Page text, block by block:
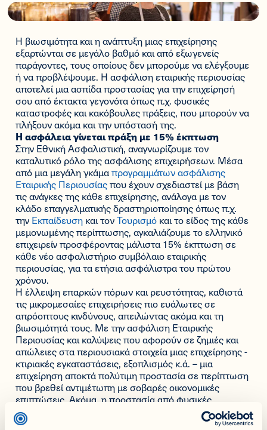
Η βιωσιμότητα και η ανάπτυξη μιας επιχείρησης
εξαρτώνται σε μεγάλο βαθμό και από εξωγενείς
παράγοντες, τους οποίους δεν μπορούμε να ελέγξουμε
ή να προβλέψουμε. Η ασφάλιση εταιρικής περιουσίας
αποτελεί μια ασπίδα προστασίας για την επιχείρησή
σου από έκτακτα γεγονότα όπως π.χ. φυσικές
καταστροφές και κακόβουλες πράξεις, που μπορούν να
πλήξουν ακόμα και την υπόστασή της.
Η ασφάλεια γίνεται πράξη με 15% έκπτωση
Στην Εθνική Ασφαλιστική, αναγνωρίζουμε τον
καταλυτικό ρόλο της ασφάλισης επιχειρήσεων. Μέσα
από μια μεγάλη γκάμαπρογραμμάτων ασφάλισης
Εταιρικής Περιουσίαςπου έχουν σχεδιαστεί με βάση
τις ανάγκες της κάθε επιχείρησης, ανάλογα με τον
κλάδο επαγγελματικής δραστηριοποίησης όπως π.χ.
την Εκπαίδευσηκαι τονΤουρισμόκαι το είδος της κάθε
μεμονωμένης περίπτωσης, αγκαλιάζουμε το ελληνικό
επιχειρείν προσφέροντας μάλιστα 15% έκπτωση σε
κάθε νέο ασφαλιστήριο συμβόλαιο εταιρικής
περιουσίας, για τα ετήσια ασφάλιστρα του πρώτου
χρόνου.
Η έλλειψη επαρκών πόρων και ρευστότητας, καθιστά
τις μικρομεσαίες επιχειρήσεις πιο ευάλωτες σε
απρόοπτους κινδύνους, απειλώντας ακόμα και τη
βιωσιμότητά τους. Με την ασφάλιση Εταιρικής
Περιουσίας και καλύψεις που αφορούν σε ζημιές και
απώλειες στα περιουσιακά στοιχεία μιας επιχείρησης -
κτιριακές εγκαταστάσεις, εξοπλισμός κ.ά. – μια
επιχείρηση αποκτά πολύτιμη προστασία σε περίπτωση
που βρεθεί αντιμέτωπη με σοβαρές οικονομικές
επιπτώσεις. Ακόμα, η προστασία από φυσικές
καταστροφές και οι καλύψεις που αφορούν ζημιές από
πυρκαγιά, πλημμύρα, σεισμό, καταιγίδες, θύελλες κ.ά.,